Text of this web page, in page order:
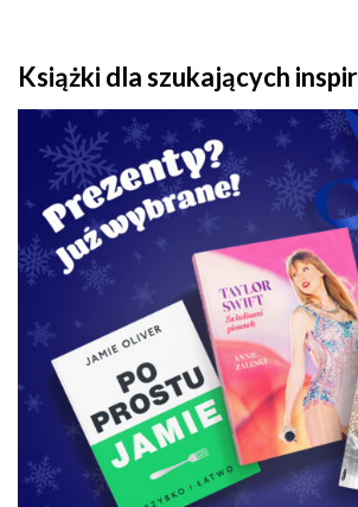
Książki dla szukających